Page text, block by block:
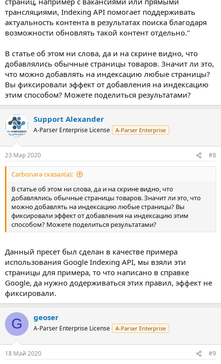
трансляциями, Indexing API помогает поддерживать
актуальность контента в результатах поиска благодаря
возможности обновлять такой контент отдельно."
В статье об этом ни слова, да и на скрине видно, что
добавлялись обычные страницы товаров. Значит ли это,
что можно добавлять на индексацию любые страницы?
Вы фиксировали эффект от добавления на индексацию
этим способом? Можете поделиться результатами?
Support Alexander
A-Parser Enterprise License A-Parser Enterprise
23 Мар 2020 #8
Carbonara сказал(а):
В статье об этом ни слова, да и на скрине видно, что
добавлялись обычные страницы товаров. Значит ли это, что
можно добавлять на индексацию любые страницы? Вы
фиксировали эффект от добавления на индексацию этим
способом? Можете поделиться результатами?
Данный пресет был сделан в качестве примера
использования Google Indexing API, мы взяли эти
страницы для примера, то что написано в справке
Google, да нужно додерживаться этих правил, эффект не
фиксировали.
G geoser
A-Parser Enterprise License A-Parser Enterprise
18 Май 2020 #9